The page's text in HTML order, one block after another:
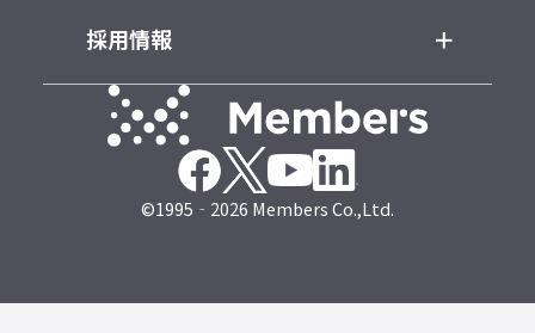
採用情報
©1995‐2026 Members Co.,Ltd.